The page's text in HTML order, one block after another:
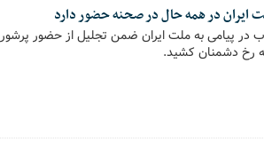
ایران در همه حال در صحنه حضور دارد
در پیامی به ملت ایران ضمن تجلیل از حضور
رخ دشمنان کشید.